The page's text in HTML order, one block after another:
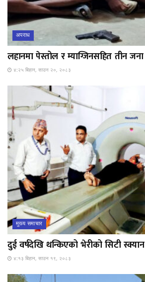
अपराध
लहानमा पेस्तोल र म्याग्जिनसहित तीन जना
४:२५ बिहान, साउन २०, २०८३
मुख्य समाचार
दुई वर्षदेखि थन्किएको भेरीको सिटी
४:१३ बिहान, साउन १९, २०८३